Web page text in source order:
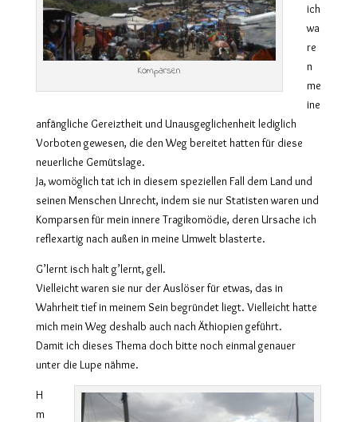
Komparsen
ich
wa
re
n
me
ine
anfängliche Gereiztheit und Unausgeglichenheit lediglich
Vorboten gewesen, die den Weg bereitet hatten für diese
neuerliche Gemütslage.
Ja, womöglich tat ich in diesem speziellen Fall dem Land und
seinen Menschen Unrecht, indem sie nur Statisten waren und
Komparsen für mein innere Tragikomödie, deren Ursache ich
reflexartig nach außen in meine Umwelt blasterte.
G’lernt isch halt g’lernt, gell.
Vielleicht waren sie nur der Auslöser für etwas, das in
Wahrheit tief in meinem Sein begründet liegt. Vielleicht hatte
mich mein Weg deshalb auch nach Äthiopien geführt.
Damit ich dieses Thema doch bitte noch einmal genauer
unter die Lupe nähme.
H
m